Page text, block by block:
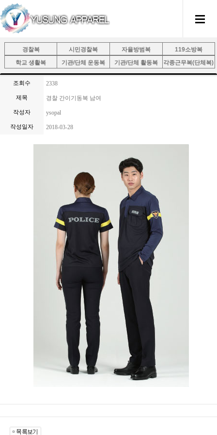
경찰복 시민경찰복 자율방범복
119소방복
학교 생활복
기관/단체 운동복 기관/단체 활동복 각종근무복(단체복)
조회수 2338
제목 경찰 간이기동복 남여
작성자 ysopal
작성일자 2018-03-28